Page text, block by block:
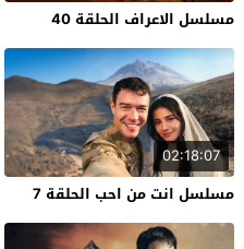
مسلسل الاعراف الحلقة 40
02:18:07
مسلسل انت من احب الحلقة 7